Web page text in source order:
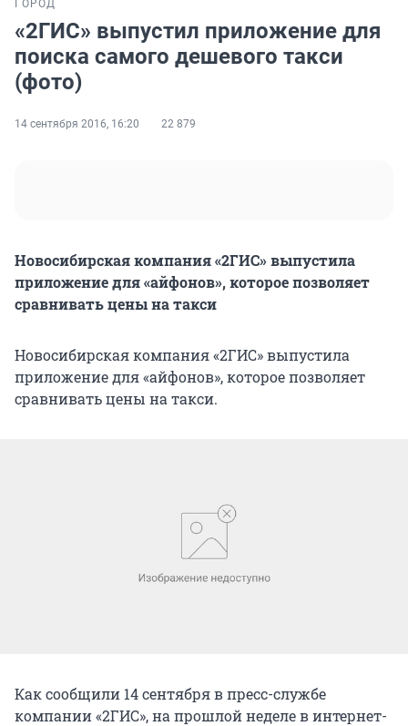
ГОРОД
«2ГИС» выпустил приложение для
поиска самого дешевого такси
(фото)
14 сентября 2016, 16:20 22 879
Новосибирская компания «2ГИС» выпустила
приложение для «айфонов», которое позволяет
сравнивать цены на такси
Новосибирская компания «2ГИС» выпустила
приложение для «айфонов», которое позволяет
сравнивать цены на такси.
Как сообщили 14 сентября в пресс-службе
компании «2ГИС», на прошлой неделе в интернет-